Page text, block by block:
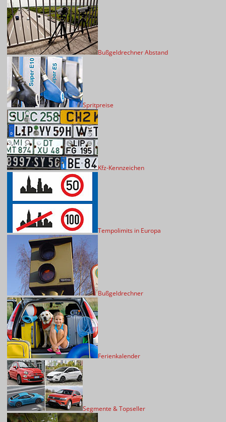
Bußgeldrechner Abstand
Spritpreise
Kfz-Kennzeichen
Tempolimits in Europa
Bußgeldrechner
Ferienkalender
Segmente & Topseller